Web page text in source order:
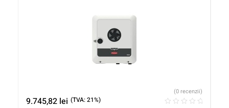
9.745,82 lei (TVA: 21%)
(0 recenzii)